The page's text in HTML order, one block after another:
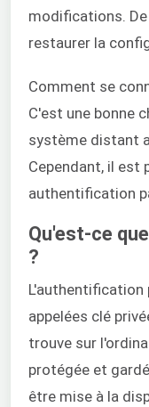
modifications.
restaurer la
Comment se
C'est une bonne
système distant
Cependant, il est
authentification
Qu'est-ce
?
L'authentification
appelées clé
trouve sur
protégée et
être mise à la